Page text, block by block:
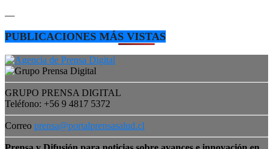
—
PUBLICACIONES MÁS VISTAS
GRUPO PRENSA DIGITAL
Teléfono: +56 9 4817 5372
Correo prensa@portalprensasalud.cl